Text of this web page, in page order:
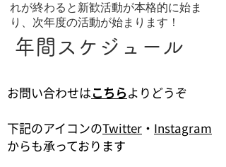
れが終わると新歓活動が本格的に始ま
り、次年度の活動が始まります！
年間スケジュール
お問い合わせはこちらよりどうぞ
下記のアイコンのTwitter ・ Instagram
からも承っております